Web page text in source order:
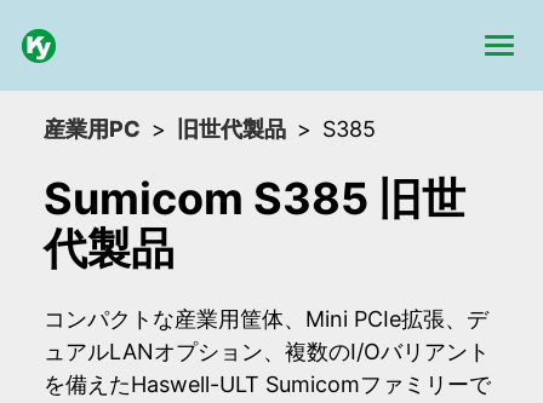
産業用PC 旧世代製品 S385
Sumicom S385 旧世
代製品
コンパクトな産業用筐体、Mini PCIe拡張、デ
ュアルLANオプション、複数のI/Oバリアント
を備えたHaswell-ULT Sumicomファミリーで